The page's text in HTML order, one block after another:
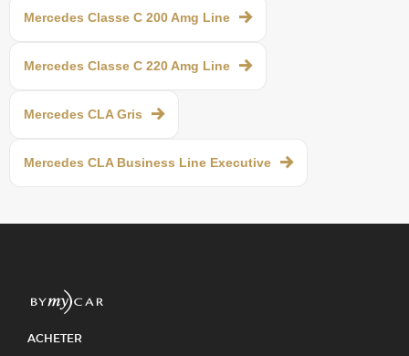
Mercedes Classe C 200 Amg Line
Mercedes Classe C 220 Amg Line
Mercedes CLA Gris
Mercedes CLA Business Line Executive
ACHETER